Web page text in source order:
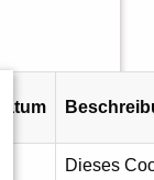
Dieses